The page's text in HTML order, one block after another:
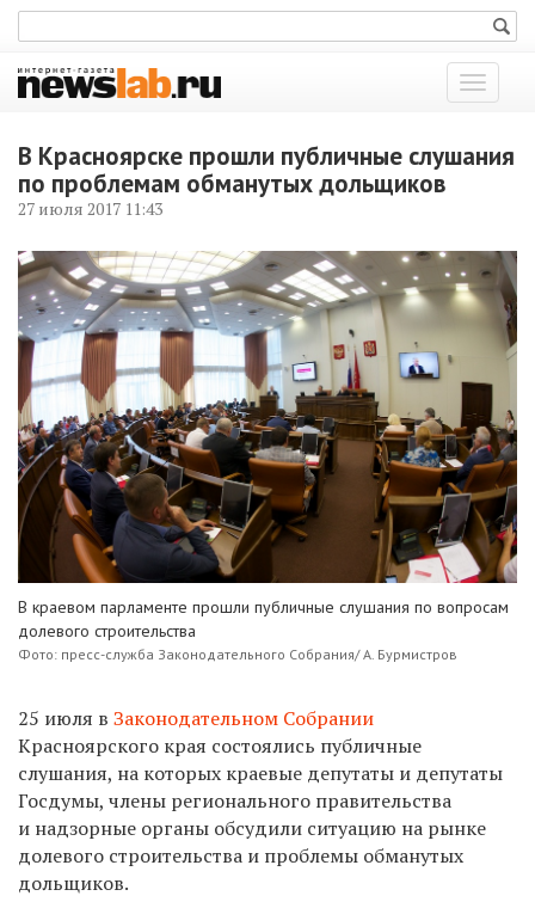
Показать
меню
В Красноярске прошли публичные слушания
по проблемам обманутых дольщиков
27 июля 2017 11:43
В краевом парламенте прошли публичные слушания по вопросам
долевого строительства
Фото: пресс-служба Законодательного Собрания/ А. Бурмистров
25 июля в Законодательном Собрании
Красноярского края состоялись публичные
слушания, на которых краевые депутаты и депутаты
Госдумы, члены регионального правительства
и надзорные органы обсудили ситуацию на рынке
долевого строительства и проблемы обманутых
дольщиков.